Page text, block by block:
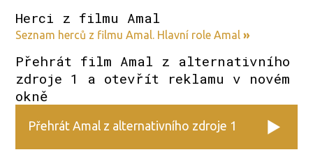
Herci z filmu Amal
Seznam herců z filmu Amal. Hlavní role Amal »
Přehrát film Amal z alternativního
zdroje 1 a otevřít reklamu v novém
okně
Přehrát Amal z alternativního zdroje 1